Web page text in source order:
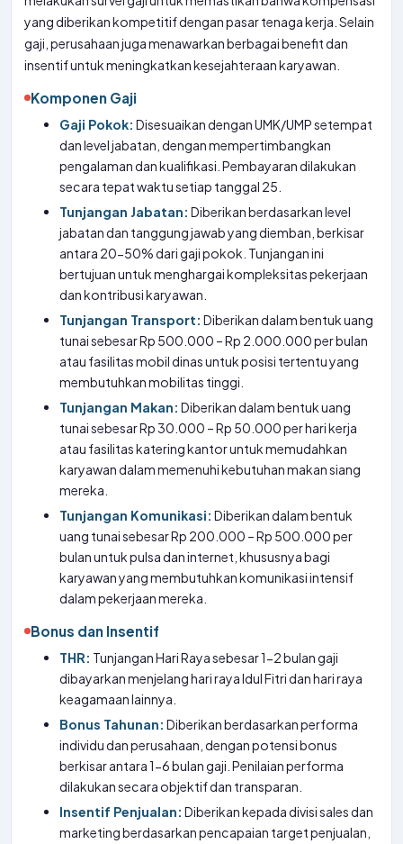
yang diberikan kompetitif dengan pasar tenaga kerja. Selain
gaji, perusahaan juga menawarkan berbagai benefit dan
insentif untuk meningkatkan kesejahteraan karyawan.
Komponen Gaji
Gaji Pokok: Disesuaikan dengan UMK/UMP setempat
dan level jabatan, dengan mempertimbangkan
pengalaman dan kualifikasi. Pembayaran dilakukan
secara tepat waktu setiap tanggal 25.
Tunjangan Jabatan: Diberikan berdasarkan level
jabatan dan tanggung jawab yang diemban, berkisar
antara 20-50% dari gaji pokok. Tunjangan ini
bertujuan untuk menghargai kompleksitas pekerjaan
dan kontribusi karyawan.
Tunjangan Transport: Diberikan dalam bentuk uang
tunai sebesar Rp 500.000 – Rp 2.000.000 per bulan
atau fasilitas mobil dinas untuk posisi tertentu yang
membutuhkan mobilitas tinggi.
Tunjangan Makan: Diberikan dalam bentuk uang
tunai sebesar Rp 30.000 – Rp 50.000 per hari kerja
atau fasilitas katering kantor untuk memudahkan
karyawan dalam memenuhi kebutuhan makan siang
mereka.
Tunjangan Komunikasi: Diberikan dalam bentuk
uang tunai sebesar Rp 200.000 – Rp 500.000 per
bulan untuk pulsa dan internet, khususnya bagi
karyawan yang membutuhkan komunikasi intensif
dalam pekerjaan mereka.
Bonus dan Insentif
THR: Tunjangan Hari Raya sebesar 1-2 bulan gaji
dibayarkan menjelang hari raya Idul Fitri dan hari raya
keagamaan lainnya.
Bonus Tahunan: Diberikan berdasarkan performa
individu dan perusahaan, dengan potensi bonus
berkisar antara 1-6 bulan gaji. Penilaian performa
dilakukan secara objektif dan transparan.
Insentif Penjualan: Diberikan kepada divisi sales dan
marketing berdasarkan pencapaian target penjualan,